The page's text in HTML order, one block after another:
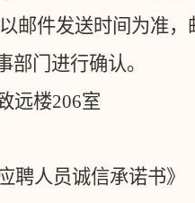
邮件发送时间为准，
门进行确认。
远楼206室
聘人员诚信承诺书》